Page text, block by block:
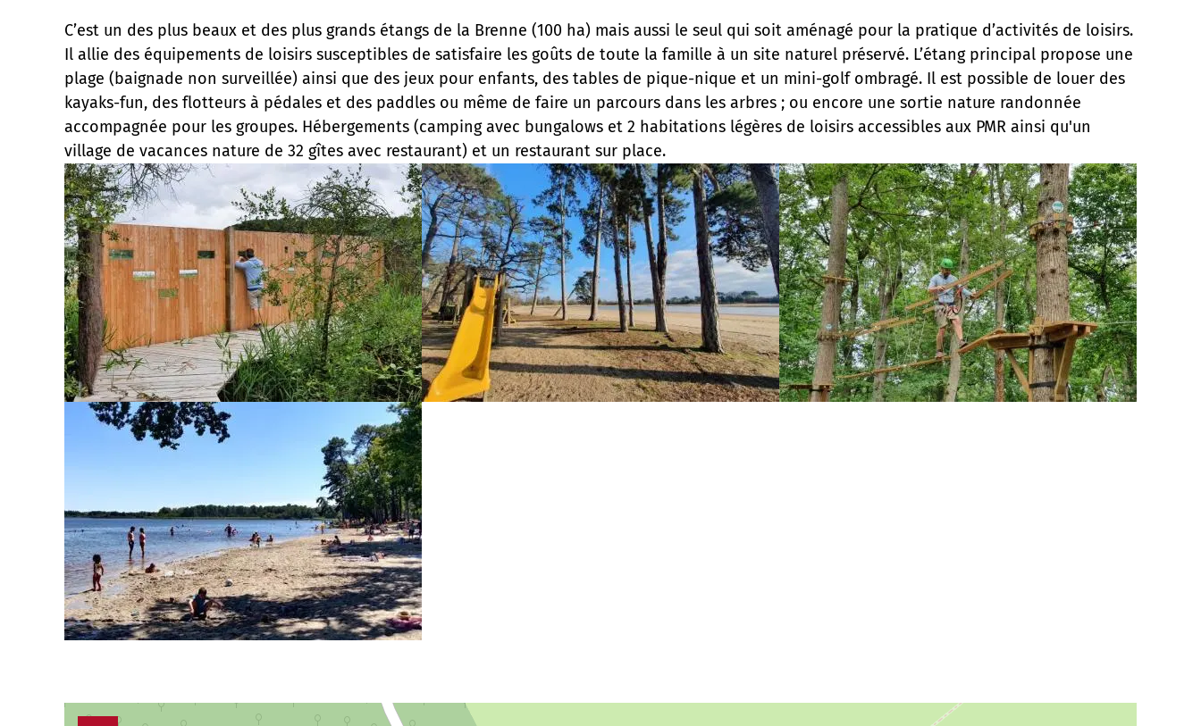
C’est un des plus beaux et des plus grands étangs de la Brenne (100 ha) mais aussi le seul qui soit aménagé pour la pratique d’activités de loisirs.
Il allie des équipements de loisirs susceptibles de satisfaire les goûts de toute la famille à un site naturel préservé. L’étang principal propose une
plage (baignade non surveillée) ainsi que des jeux pour enfants, des tables de pique-nique et un mini-golf ombragé. Il est possible de louer des
kayaks-fun, des flotteurs à pédales et des paddles ou même de faire un parcours dans les arbres ; ou encore une sortie nature randonnée
accompagnée pour les groupes. Hébergements (camping avec bungalows et 2 habitations légères de loisirs accessibles aux PMR ainsi qu'un
village de vacances nature de 32 gîtes avec restaurant) et un restaurant sur place.